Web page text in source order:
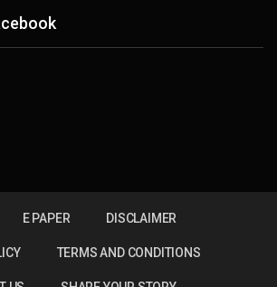
E PAPER DISCLAIMER
TERMS AND CONDITIONS